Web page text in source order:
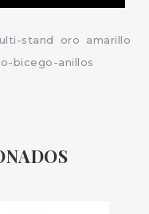
stand oro
amarillo
bicego-anillos